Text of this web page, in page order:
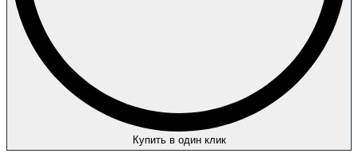
Купить в один клик